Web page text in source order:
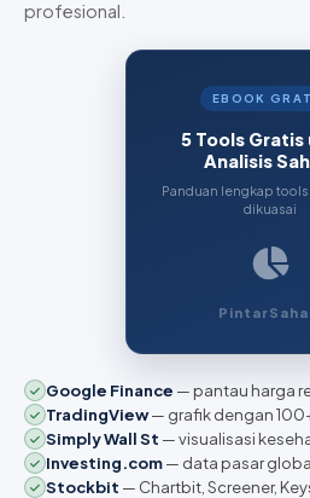
profesional.
EBOOK
5 Tools Gratis
Analisis
Panduan lengkap
dikuasai
Google Finance — pantau harga
TradingView— grafik dengan
Simply Wall St — visualisasi
Investing.com— data pasar
Stockbit — Chartbit, Screener,